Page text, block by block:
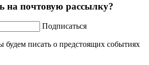
на почтовую рассылку?
Подписаться
будем писать о предстоящих событиях